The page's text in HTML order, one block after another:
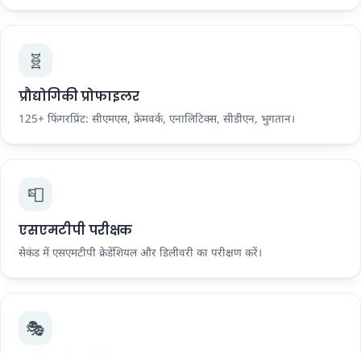
🧬
प्रौद्योगिकी प्रोफाइलर
125+ फिंगरप्रिंट: सीएमएस, फ्रेमवर्क, एनालिटिक्स, सीडीएन, भुगतान।
📮
एसएमटीपी परीक्षक
सेकंड में एसएमटीपी क्रेडेंशियल और डिलीवरी का परीक्षण करें।
🎭